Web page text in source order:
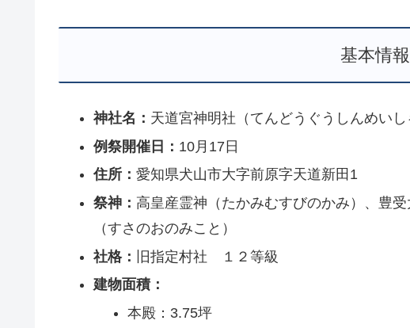
基本情報
神社名： 天道宮神明社（てんどうぐうしんめいし
例祭開催日： 10月17日
住所： 愛知県犬山市大字前原字天道新田1
祭神： 高皇産霊神（たかみむすびのかみ）、豊
（すさのおのみこと）
社格：
旧指定村社 １２等級
建物面積：
本殿：3.75坪